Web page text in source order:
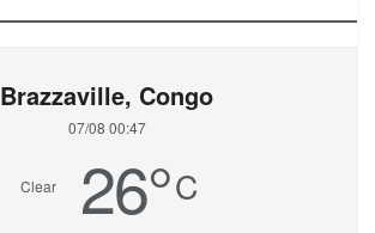
Brazzaville, Congo
07/08 00:47
Clear 26°C